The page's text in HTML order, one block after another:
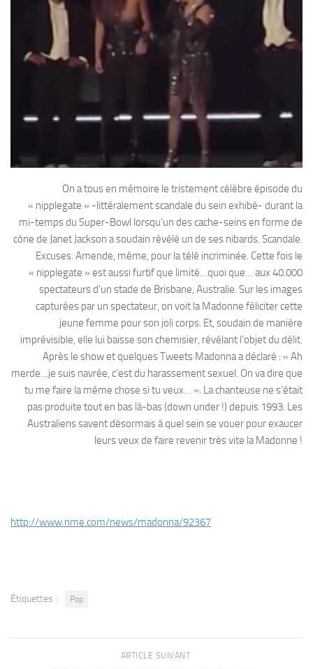
On a tous en mémoire le tristement célèbre épisode du
« nipplegate » -littéralement scandale du sein exhibé- durant la
mi-temps du Super-Bowl lorsqu’un des cache-seins en forme de
cône de Janet Jackson a soudain révélé un de ses nibards. Scandale.
Excuses. Amende, même, pour la télé incriminée. Cette fois le
« nipplegate » est aussi furtif que limité…quoi que… aux 40.000
spectateurs d’un stade de Brisbane, Australie. Sur les images
capturées par un spectateur, on voit la Madonne féliciter cette
jeune femme pour son joli corps. Et, soudain de manière
imprévisible, elle lui baisse son chemisier, révélant l’objet du délit.
Après le show et quelques Tweets Madonna a déclaré : « Ah
merde…je suis navrée, c’est du harassement sexuel. On va dire que
tu me faire la même chose si tu veux… ». La chanteuse ne s’était
pas produite tout en bas là-bas (down under !) depuis 1993. Les
Australiens savent désormais à quel sein se vouer pour exaucer
leurs veux de faire revenir très vite la Madonne !
http://www.nme.com/news/madonna/92367
Étiquettes : Pop
ARTICLE SUIVANT